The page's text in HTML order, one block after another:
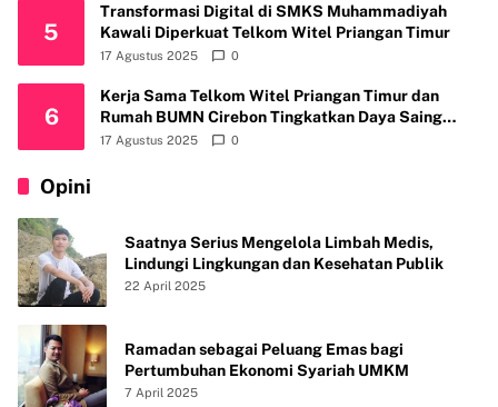
5
Transformasi Digital di SMKS Muhammadiyah
Kawali Diperkuat Telkom Witel Priangan Timur
17 Agustus 2025 0
6
Kerja Sama Telkom Witel Priangan Timur dan
Rumah BUMN Cirebon Tingkatkan Daya Saing
Usaha
17 Agustus 2025 0
Opini
Saatnya Serius Mengelola Limbah Medis,
Lindungi Lingkungan dan Kesehatan Publik
22 April 2025
Ramadan sebagai Peluang Emas bagi
Pertumbuhan Ekonomi Syariah UMKM
7 April 2025